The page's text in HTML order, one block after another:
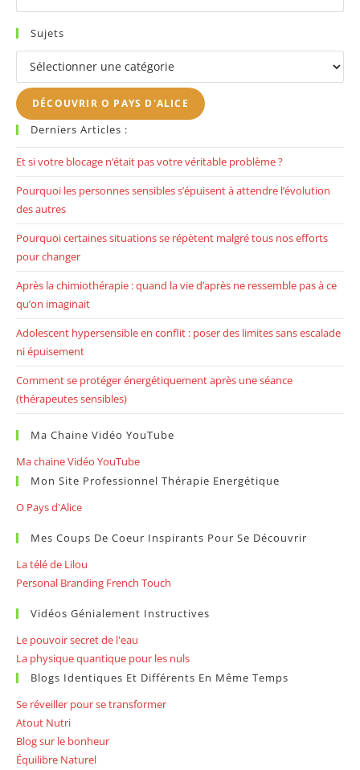
Sujets
Sujets
DÉCOUVRIR O PAYS D'ALICE
Derniers Articles :
Et si votre blocage n’était pas votre véritable problème ?
Pourquoi les personnes sensibles s’épuisent à attendre l’évolution
des autres
Pourquoi certaines situations se répètent malgré tous nos efforts
pour changer
Après la chimiothérapie : quand la vie d’après ne ressemble pas à ce
qu’on imaginait
Adolescent hypersensible en conflit : poser des limites sans escalade
ni épuisement
Comment se protéger énergétiquement après une séance
(thérapeutes sensibles)
Ma Chaine Vidéo YouTube
Ma chaine Vidéo YouTube
Mon Site Professionnel Thérapie Energétique
O Pays d'Alice
Mes Coups De Coeur Inspirants Pour Se Découvrir
La télé de Lilou
Personal Branding French Touch
Vidéos Génialement Instructives
Le pouvoir secret de l'eau
La physique quantique pour les nuls
Blogs Identiques Et Différents En Même Temps
Se réveiller pour se transformer
Atout Nutri
Blog sur le bonheur
Équilibre Naturel